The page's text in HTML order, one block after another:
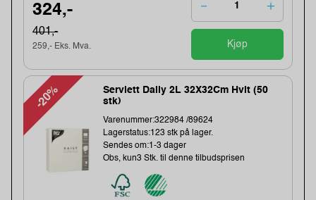
324,-
401,-
259,- Eks. Mva. Kjøp
-20%
Serviett Daily 2L 32X32Cm Hvit (50
stk)
Varenummer:322984 /89624
Lagerstatus:123 stk på lager.
Sendes om:1-3 dager
Obs, kun3 Stk. til denne tilbudsprisen